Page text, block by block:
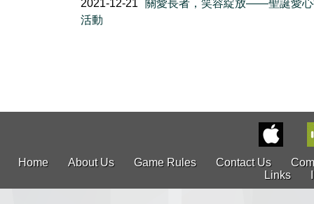
2021-12-21
關愛長者，笑容綻放——聖誕愛
活動
Home About Us Game Rules Contact Us
Links